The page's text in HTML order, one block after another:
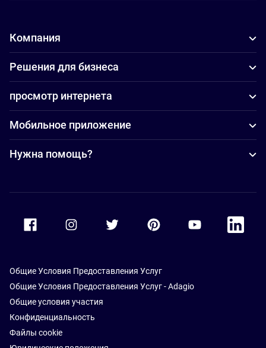
Компания
Решения для бизнеса
просмотр интернета
Мобильное приложение
Нужна помощь?
Accor Facebook Accor TwitterAccor PinterestAccor Youtube
Accor
Общие Условия Предоставления Услуг
Общие Условия Предоставления Услуг - Adagio
Общие условия участия
Конфиденциальность
Файлы cookie